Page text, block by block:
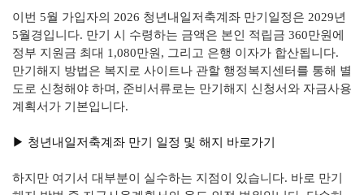
이번 5월 가입자의 2026 청년내일저축계좌 만기일정은 2029년
5월경입니다. 만기 시 수령하는 금액은 본인 적립금 360만원에
정부 지원금 최대 1,080만원, 그리고 은행 이자가 합산됩니다.
만기해지 방법은 복지로 사이트나 관할 행정복지센터를 통해 별
도로 신청해야 하며, 준비서류로는 만기해지 신청서와 자금사용
계획서가 기본입니다.
▶︎ 청년내일저축계좌 만기 일정 및 해지 바로가기
하지만 여기서 대부분이 실수하는 지점이 있습니다. 바로 만기